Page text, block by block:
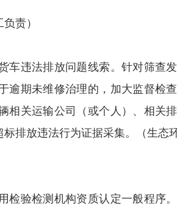
责）
违法排放问题线索。针对筛查
逾期未维修治理的，加大监督检
相关运输公司（或个人）、相关
排放违法行为证据采集。（生态
验检测机构资质认定一般程序